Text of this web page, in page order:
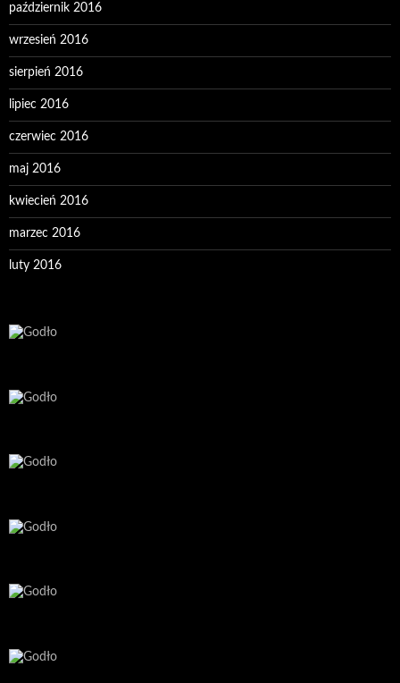
październik 2016
wrzesień 2016
sierpień 2016
lipiec 2016
czerwiec 2016
maj 2016
kwiecień 2016
marzec 2016
luty 2016